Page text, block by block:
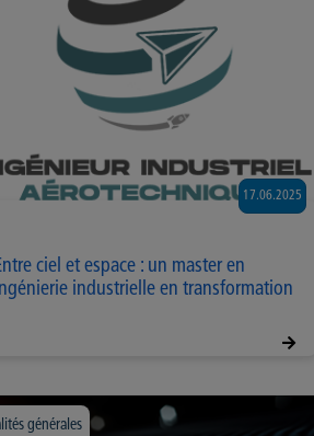
ciel et espace : un master en
industrielle en transformation
17.06.2025
générales